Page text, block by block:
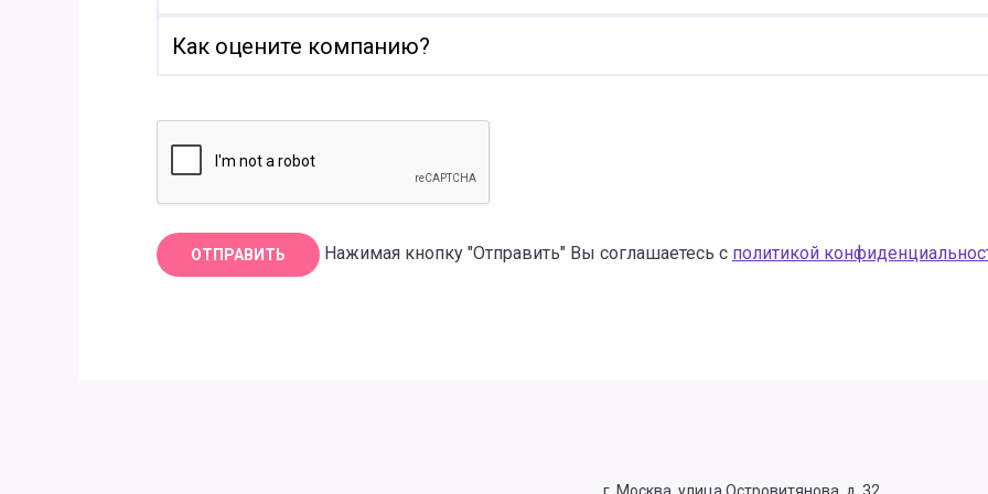
Нажимая кнопку "Отправить" Вы соглашаетесь с политикой